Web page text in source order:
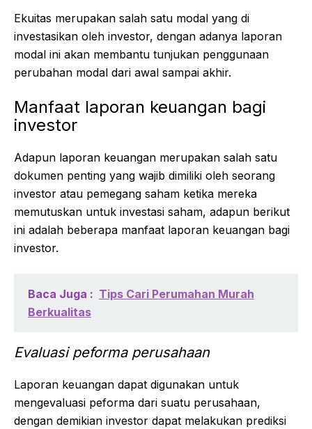
Ekuitas merupakan salah satu modal yang di
investasikan oleh investor, dengan adanya laporan
modal ini akan membantu tunjukan penggunaan
perubahan modal dari awal sampai akhir.
Manfaat laporan keuangan bagi
investor
Adapun laporan keuangan merupakan salah satu
dokumen penting yang wajib dimiliki oleh seorang
investor atau pemegang saham ketika mereka
memutuskan untuk investasi saham, adapun berikut
ini adalah beberapa manfaat laporan keuangan bagi
investor.
Baca Juga : Tips Cari Perumahan Murah
Berkualitas
Evaluasi peforma perusahaan
Laporan keuangan dapat digunakan untuk
mengevaluasi peforma dari suatu perusahaan,
dengan demikian investor dapat melakukan prediksi